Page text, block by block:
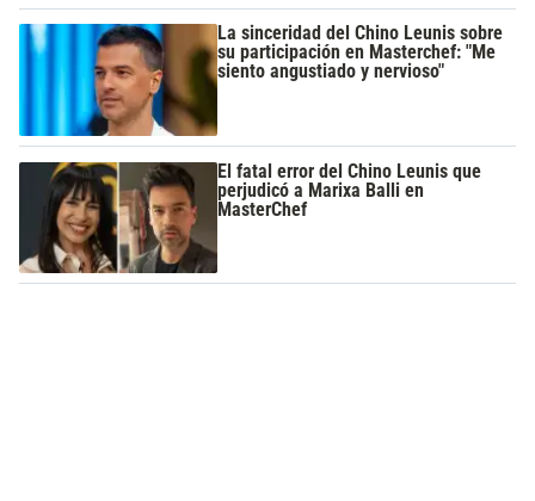
La sinceridad del Chino Leunis sobre
su participación en Masterchef: "Me
siento angustiado y nervioso"
El fatal error del Chino Leunis que
perjudicó a Marixa Balli en
MasterChef